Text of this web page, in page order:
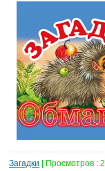
Загадки | Просмотров :